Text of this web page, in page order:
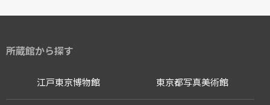
所蔵館から探す
江戸東京博物館 東京都写真美術館